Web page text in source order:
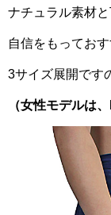
ナチュラル素材
自信をもってお
3サイズ展開です
（女性モデルは